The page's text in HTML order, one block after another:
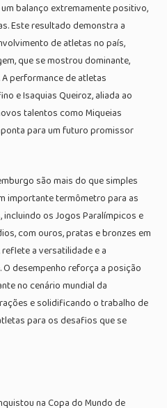
balanço extremamente positivo,
Este resultado demonstra a
de atletas no país,
que se mostrou dominante,
performance de atletas
e Isaquias Queiroz, aliada ao
talentos como Miqueias
para um futuro promissor
são mais do que simples
importante termômetro para as
os Jogos Paralímpicos e
com ouros, pratas e bronzes em
a versatilidade e a
desempenho reforça a posição
no cenário mundial da
e solidificando o trabalho de
para os desafios que se
na Copa do Mundo de